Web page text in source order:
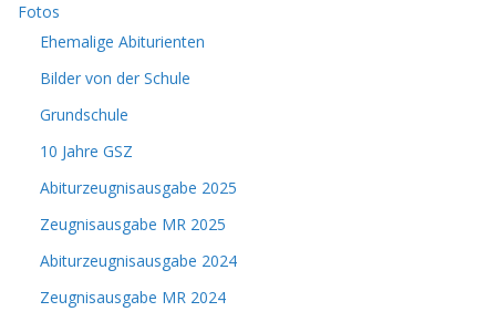
Fotos
Ehemalige Abiturienten
Bilder von der Schule
Grundschule
10 Jahre GSZ
Abiturzeugnisausgabe 2025
Zeugnisausgabe MR 2025
Abiturzeugnisausgabe 2024
Zeugnisausgabe MR 2024